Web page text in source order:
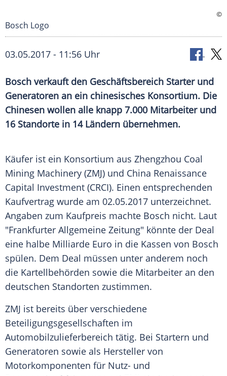
©
Bosch Logo
03.05.2017 - 11:56 Uhr
Bosch verkauft den Geschäftsbereich Starter und
Generatoren an ein chinesisches Konsortium. Die
Chinesen wollen alle knapp 7.000 Mitarbeiter und
16 Standorte in 14 Ländern übernehmen.
Käufer ist ein Konsortium aus Zhengzhou Coal
Mining Machinery (ZMJ) und China Renaissance
Capital Investment (CRCI). Einen entsprechenden
Kaufvertrag wurde am 02.05.2017 unterzeichnet.
Angaben zum Kaufpreis machte Bosch nicht. Laut
"Frankfurter Allgemeine Zeitung" könnte der Deal
eine halbe Milliarde Euro in die Kassen von Bosch
spülen. Dem Deal müssen unter anderem noch
die Kartellbehörden sowie die Mitarbeiter an den
deutschen Standorten zustimmen.
ZMJ ist bereits über verschiedene
Beteiligungsgesellschaften im
Automobilzulieferbereich tätig. Bei Startern und
Generatoren sowie als Hersteller von
Motorkomponenten für Nutz- und